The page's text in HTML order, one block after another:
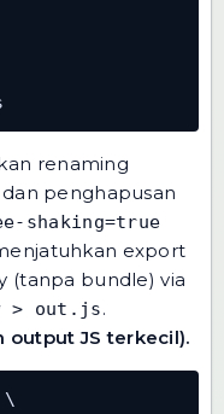
renaming
penghapusan
shaking=true
export
(tanpa bundle) via
> out.js.
output JS terkecil).
\